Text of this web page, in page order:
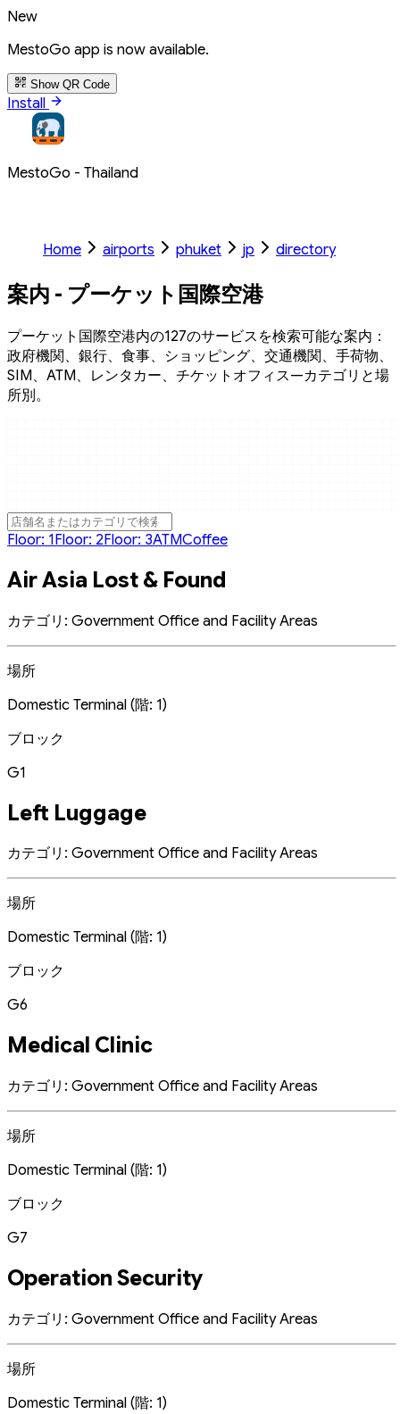
New
MestoGo app is now available.
Show QR Code
Install
MestoGo - Thailand
Home airports phuket jp directory
案内 - プーケット国際空港
プーケット国際空港内の127のサービスを検索可能な案内：
政府機関、銀行、食事、ショッピング、交通機関、手荷物、
SIM、ATM、レンタカー、チケットオフィス—カテゴリと場
所別。
Floor: 1Floor: 2Floor: 3ATMCoffee
Air Asia Lost & Found
カテゴリ: Government Office and Facility Areas
場所
Domestic Terminal (階: 1)
ブロック
G1
Left Luggage
カテゴリ: Government Office and Facility Areas
場所
Domestic Terminal (階: 1)
ブロック
G6
Medical Clinic
カテゴリ: Government Office and Facility Areas
場所
Domestic Terminal (階: 1)
ブロック
G7
Operation Security
カテゴリ: Government Office and Facility Areas
場所
Domestic Terminal (階: 1)